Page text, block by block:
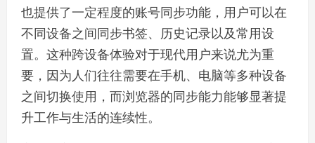
也提供了一定程度的账号同步功能，用户可以在
不同设备之间同步书签、历史记录以及常用设
置。这种跨设备体验对于现代用户来说尤为重
要，因为人们往往需要在手机、电脑等多种设备
之间切换使用，而浏览器的同步能力能够显著提
升工作与生活的连续性。